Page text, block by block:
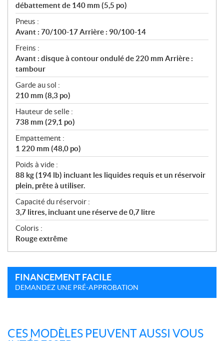
débattement de 140 mm (5,5 po)
Pneus :
Avant : 70/100-17 Arrière : 90/100-14
Freins :
Avant : disque à contour ondulé de 220 mm Arrière :
tambour
Garde au sol :
210 mm (8,3 po)
Hauteur de selle :
738 mm (29,1 po)
Empattement :
1 220 mm (48,0 po)
Poids à vide :
88 kg (194 lb) incluant les liquides requis et un réservoir
plein, prête à utiliser.
Capacité du réservoir :
3,7 litres, incluant une réserve de 0,7 litre
Coloris :
Rouge extrême
FINANCEMENT FACILE
DEMANDEZ UNE PRÉ-APPROBATION
CES MODÈLES PEUVENT AUSSI VOUS